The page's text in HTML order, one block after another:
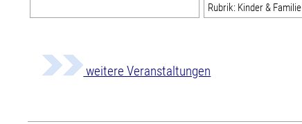
Rubrik: Kinder & Familie
weitere Veranstaltungen